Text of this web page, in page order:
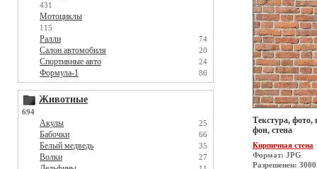
431
Мотоциклы
115
Ралли 74
Салон автомобиля 20
Спортивные авто 24
Формула-1 86
Животные
694
Акулы 25
Бабочки 66
Белый медведь 35
Волки 27
Текстура, фото,
фон, стена
Кирпичная стена
Формат: JPG
Разрешеиен: